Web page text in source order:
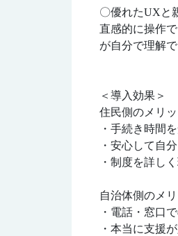
〇優れたUXと
直感的に操作
が自分で理解
＜導入効果＞
住民側のメリッ
・手続き時間
・安心して自
・制度を詳し
自治体側のメリ
・電話・窓口
・本当に支援